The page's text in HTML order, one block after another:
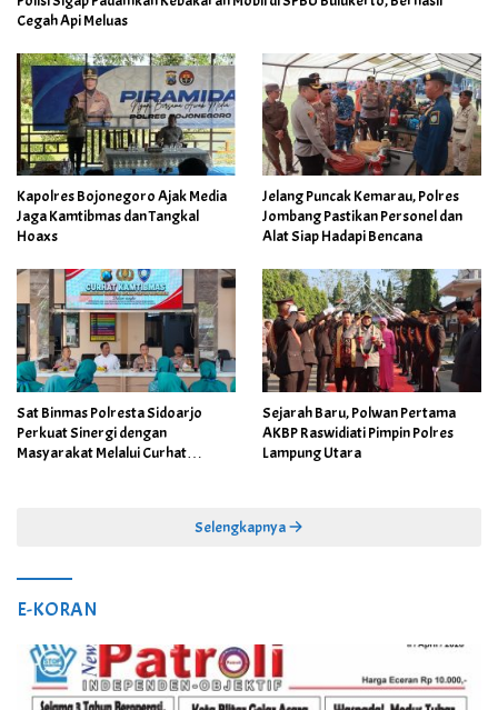
Cegah Api Meluas
Kapolres Bojonegoro Ajak Media
Jaga Kamtibmas dan Tangkal
Hoaxs
Jelang Puncak Kemarau, Polres
Jombang Pastikan Personel dan
Alat Siap Hadapi Bencana
Sat Binmas Polresta Sidoarjo
Perkuat Sinergi dengan
Masyarakat Melalui Curhat
Sejarah Baru, Polwan Pertama
AKBP Raswidiati Pimpin Polres
Lampung Utara
Selengkapnya
E-KORAN